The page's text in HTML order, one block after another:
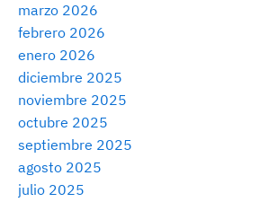
marzo 2026
febrero 2026
enero 2026
diciembre 2025
noviembre 2025
octubre 2025
septiembre 2025
agosto 2025
julio 2025